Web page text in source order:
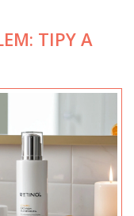
TIPY A